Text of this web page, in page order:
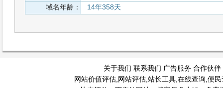
域名年龄： 14年358天
关于我们 联系我们 广告服务 合作伙伴
网站价值评估, 网站评估, 站长工具, 在线查询 便民